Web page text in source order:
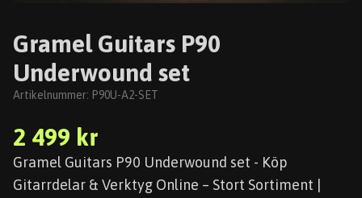
Gramel Guitars P90
Underwound set
Artikelnummer: P90U-A2-SET
2 499 kr
Gramel Guitars P90 Underwound set - Köp
Gitarrdelar & Verktyg Online – Stort Sortiment |